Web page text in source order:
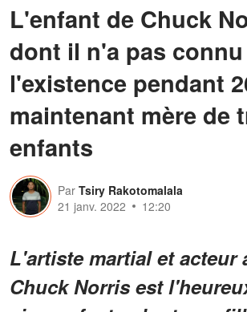
L'enfant de Chuck
dont il n'a pas connu
l'existence pendant
maintenant mère de
enfants
Par Tsiry Rakotomalala
21 janv. 2022
12:20
L'artiste martial et acteur
Chuck Norris est